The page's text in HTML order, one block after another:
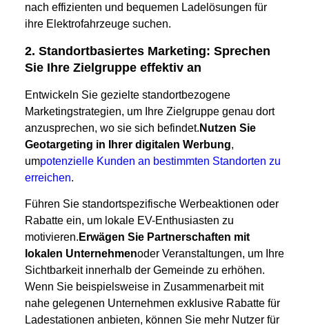
nach effizienten und bequemen Ladelösungen für
ihre Elektrofahrzeuge suchen.
2. Standortbasiertes Marketing: Sprechen
Sie Ihre Zielgruppe effektiv an
Entwickeln Sie gezielte standortbezogene
Marketingstrategien, um Ihre Zielgruppe genau dort
anzusprechen, wo sie sich befindet. Nutzen Sie
Geotargeting in Ihrer digitalen Werbung,
umpotenzielle Kunden an bestimmten Standorten zu
erreichen.
Führen Sie standortspezifische Werbeaktionen oder
Rabatte ein, um lokale EV-Enthusiasten zu
motivieren. Erwägen Sie Partnerschaften mit
lokalen Unternehmenoder Veranstaltungen, um Ihre
Sichtbarkeit innerhalb der Gemeinde zu erhöhen.
Wenn Sie beispielsweise in Zusammenarbeit mit
nahe gelegenen Unternehmen exklusive Rabatte für
Ladestationen anbieten, können Sie mehr Nutzer für